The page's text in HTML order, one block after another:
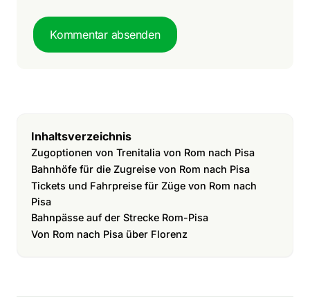
Kommentar absenden
Inhaltsverzeichnis
Zugoptionen von Trenitalia von Rom nach Pisa
Bahnhöfe für die Zugreise von Rom nach Pisa
Tickets und Fahrpreise für Züge von Rom nach
Pisa
Bahnpässe auf der Strecke Rom-Pisa
Von Rom nach Pisa über Florenz